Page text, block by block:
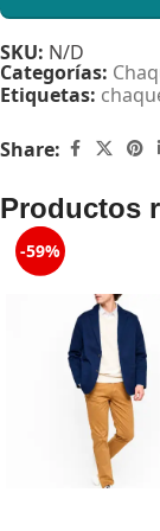
SKU: N/D
Categorías:
Etiquetas:
Share:
Productos
-59%